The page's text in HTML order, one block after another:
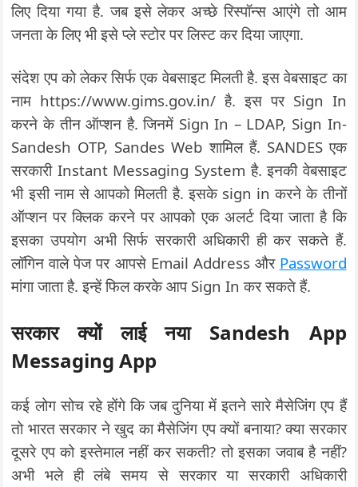
लिए दिया गया है. जब इसे लेकर अच्छे रिस्पॉन्स आएंगे तो आम
जनता के लिए भी इसे प्ले स्टोर पर लिस्ट कर दिया जाएगा.
संदेश एप को लेकर सिर्फ एक वेबसाइट मिलती है. इस वेबसाइट का
नाम https://www.gims.gov.in/ है. इस पर Sign In
करने के तीन ऑप्शन है. जिनमें Sign In – LDAP, Sign In-
Sandesh OTP, Sandes Web शामिल हैं. SANDES एक
सरकारी Instant Messaging System है. इनकी वेबसाइट
भी इसी नाम से आपको मिलती है. इसके sign in करने के तीनों
ऑप्शन पर क्लिक करने पर आपको एक अलर्ट दिया जाता है कि
इसका उपयोग अभी सिर्फ सरकारी अधिकारी ही कर सकते हैं.
लॉगिन वाले पेज पर आपसे Email Address और Password
मांगा जाता है. इन्हें फिल करके आप Sign In कर सकते हैं.
सरकार क्यों लाई नया Sandesh App
Messaging App
कई लोग सोच रहे होंगे कि जब दुनिया में इतने सारे मैसेजिंग एप हैं
तो भारत सरकार ने खुद का मैसेजिंग एप क्यों बनाया? क्या सरकार
दूसरे एप को इस्तेमाल नहीं कर सकती? तो इसका जवाब है नहीं?
अभी भले ही लंबे समय से सरकार या सरकारी अधिकारी